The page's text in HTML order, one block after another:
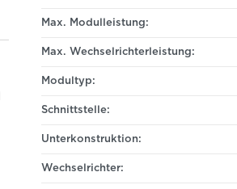
Max. Modulleistung:
Max. Wechselrichterleistung:
Modultyp:
Schnittstelle:
Unterkonstruktion:
Wechselrichter: